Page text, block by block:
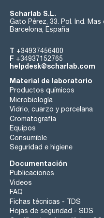
Scharlab S.L.
Gato Pérez, 33. Pol. Ind. Mas
Barcelona, España
T +34937456400
F +34937152765
helpdesk@scharlab.com
Material de laboratorio
Productos químicos
Microbiología
Vidrio, cuarzo y porcelana
Cromatografía
Equipos
Consumible
Seguridad e higiene
Documentación
Publicaciones
Videos
FAQ
Fichas técnicas - TDS
Hojas de seguridad - SDS